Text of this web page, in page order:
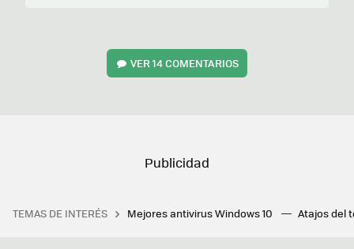
VER14 COMENTARIOS
TEMAS DE INTERÉS Mejores antivirus Windows 10 Atajos del